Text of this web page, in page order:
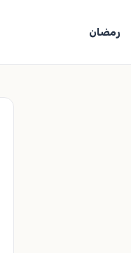
رمضان